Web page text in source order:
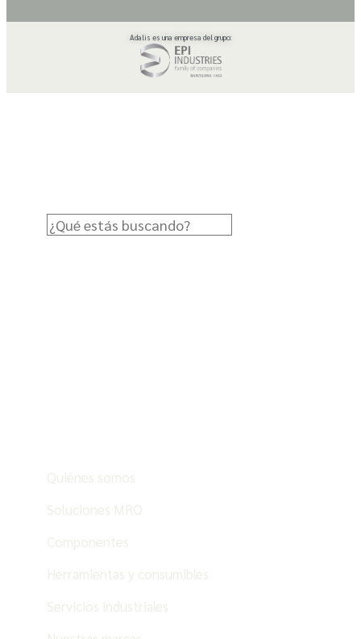
Adalis es una empresa del grupo: